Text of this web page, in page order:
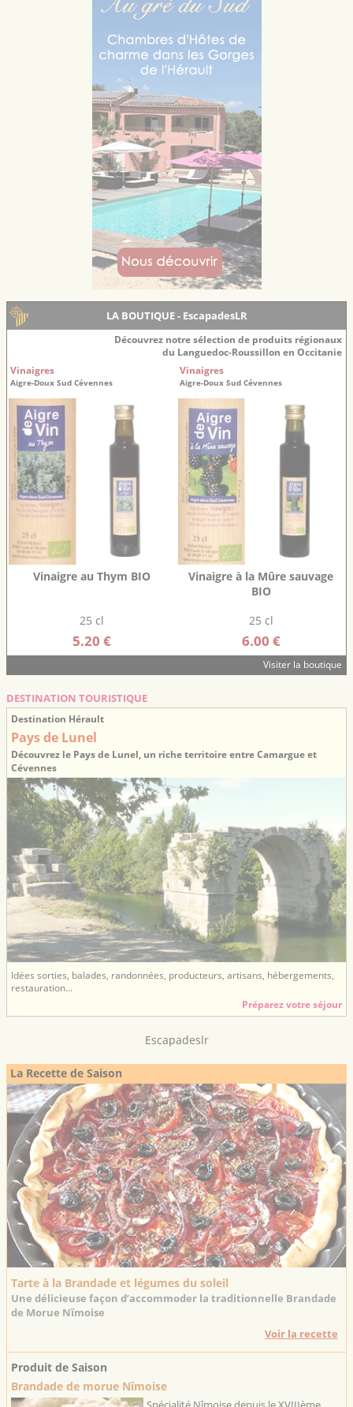
LA BOUTIQUE - EscapadesLR
Découvrez notre sélection de produits régionaux
du Languedoc-Roussillon en Occitanie
Vinaigres
Aigre-Doux Sud Cévennes
Vinaigre au Thym BIO
25 cl
5.20 €
Vinaigres
Aigre-Doux Sud Cévennes
Vinaigre à la Mûre sauvage
BIO
25 cl
6.00 €
Visiter la boutique
DESTINATION TOURISTIQUE
Destination Hérault
Pays de Lunel
Découvrez le Pays de Lunel, un riche territoire entre Camargue et
Cévennes
Idées sorties, balades, randonnées, producteurs, artisans, hébergements,
restauration...
Préparez votre séjour
Escapadeslr
La Recette de Saison
Tarte à la Brandade et légumes du soleil
Une délicieuse façon d’accommoder la traditionnelle Brandade
de Morue Nîmoise
Voir la recette
Produit de Saison
Brandade de morue Nîmoise